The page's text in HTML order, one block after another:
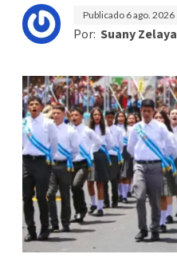
Publicado 6 ago. 2026
Por: Suany Zelaya